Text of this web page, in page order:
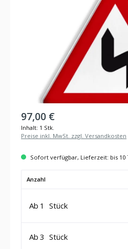
97,00 €
Inhalt: 1 Stk.
Preise inkl. MwSt. zzgl. Versandkosten
Sofort verfügbar, Lieferzeit: bis 10
Anzahl
Ab 1 Stück
Ab 3 Stück